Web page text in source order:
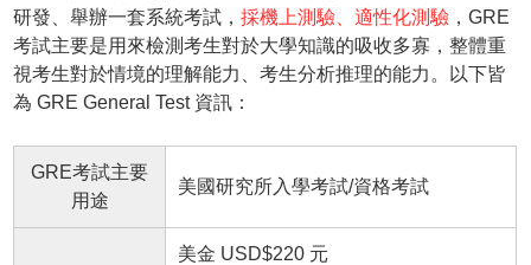
研發、舉辦一套系統考試，採機上測驗、適性化測驗 ，GRE
考試主要是用來檢測考生對於大學知識的吸收多寡，整體重
視考生對於情境的理解能力、考生分析推理的能力。以下皆
為 GRE General Test 資訊：
GRE考試主要
用途
美國研究所入學考試/資格考試
美金 USD$220 元